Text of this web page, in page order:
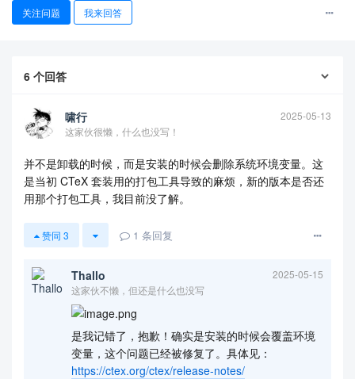
关注问题 我来回答
6 个回答
啸行
2025-05-13
这家伙很懒，什么也没写！
并不是卸载的时候，而是安装的时候会删除系统环境变量。这
是当初 CTeX 套装用的打包工具导致的麻烦，新的版本是否还
用那个打包工具，我目前没了解。
赞同 3 1 条回复
Thallo
2025-05-15
这家伙不懒，但还是什么也没写
是我记错了，抱歉！确实是安装的时候会覆盖环境
变量，这个问题已经被修复了。具体见：
https://ctex.org/ctex/release-notes/